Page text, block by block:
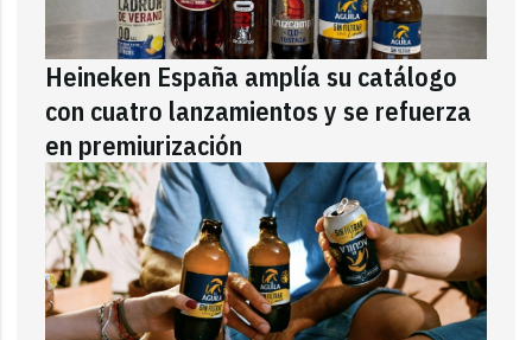
Heineken España amplía su catálogo
con cuatro lanzamientos y se refuerza
en premiurización